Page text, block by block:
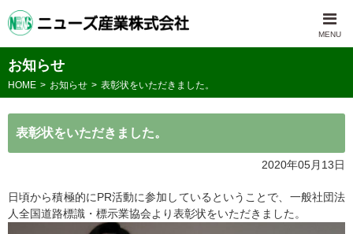
お知らせ
HOME お知らせ 表彰状をいただきました。
表彰状をいただきました。
2020年05月13日
日頃から積極的にPR活動に参加しているということで、一般社団法
人全国道路標識・標示業協会より表彰状をいただきました。